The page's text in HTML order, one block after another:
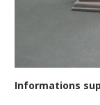
Informations